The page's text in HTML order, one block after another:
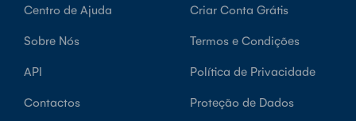
Centro de Ajuda
Sobre Nós
API
Contactos
Criar Conta Grátis
Termos e Condições
Política de Privacidade
Proteção de Dados